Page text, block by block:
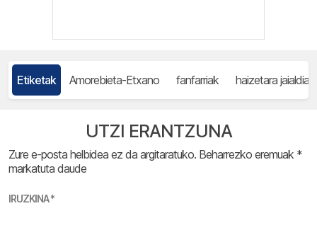
Etiketak Amorebieta-Etxano fanfarriak haizetara jaialdia
UTZI ERANTZUNA
Zure e-posta helbidea ez da argitaratuko. Beharrezko eremuak *
markatuta daude
IRUZKINA*